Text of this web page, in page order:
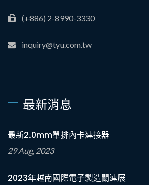
(+886) 2-8990-3330
inquiry@tyu.com.tw
最新消息
最新2.0mm單排內卡連接器
29 Aug, 2023
2023年越南國際電子製造關連展